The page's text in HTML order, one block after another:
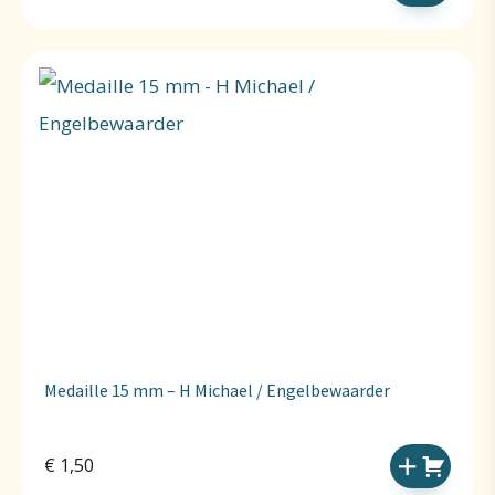
Medaille 15 mm – H Michael / Engelbewaarder
€ 1,50